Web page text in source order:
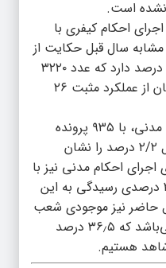
است.
احکام کیفری با
مشابه سال قبل حکایت از
افزایش ۲۴۷ پرونده معادل ۱۷.۶ درصد دارد که عدد ۳۲۲۰
پرونده خروجی از این شعب نشان از عملکرد مثبت ۲۶
حشمتی ادامه داد: اجرای احکام مدنی، با ۹۳۵ پرونده
ورودی، افزایش ۲۰ پرونده معادل ۲/۲ درصد را نشان
احکام مدنی نیز با
۱۱۶۳ پرونده، نشان از افزایش ۲۰ درصدی رسیدگی به این
حاضر نیز موجودی شعب
اجرای احکام نیز ۱۴۹۸ پرونده می‌باشد که ۳۶٫۵ درصد
هستیم.